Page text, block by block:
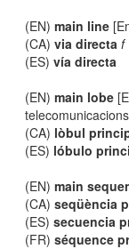
(EN)main line
(CA)via directa f
(ES)vía directa
(EN)main lobe
(CA) lòbul
(ES) lóbulo
(EN)main
(CA)seqüència
(ES)secuencia
(FR)séquence